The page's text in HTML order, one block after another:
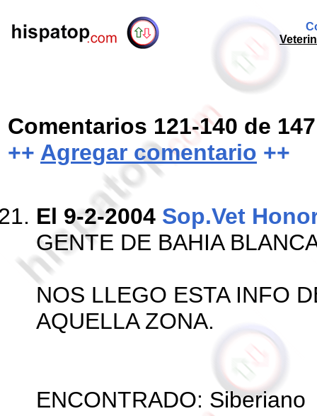
Comentarios 121-140 de 147
++ Agregar comentario ++
El 9-2-2004 Sop.Vet
GENTE DE BAHIA
NOS LLEGO ESTA INFO
AQUELLA ZONA.
ENCONTRADO: Siberiano